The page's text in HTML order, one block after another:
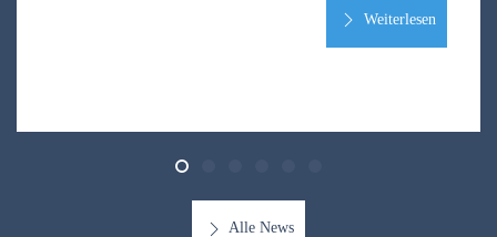
Weiterlesen
Alle News